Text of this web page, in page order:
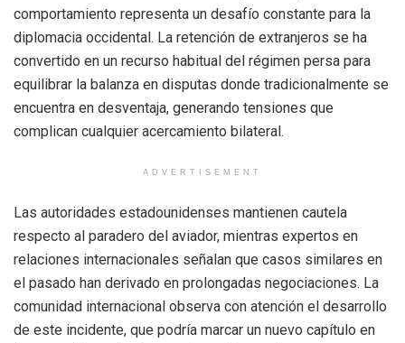
comportamiento representa un desafío constante para la
diplomacia occidental. La retención de extranjeros se ha
convertido en un recurso habitual del régimen persa para
equilibrar la balanza en disputas donde tradicionalmente se
encuentra en desventaja, generando tensiones que
complican cualquier acercamiento bilateral.
ADVERTISEMENT
Las autoridades estadounidenses mantienen cautela
respecto al paradero del aviador, mientras expertos en
relaciones internacionales señalan que casos similares en
el pasado han derivado en prolongadas negociaciones. La
comunidad internacional observa con atención el desarrollo
de este incidente, que podría marcar un nuevo capítulo en